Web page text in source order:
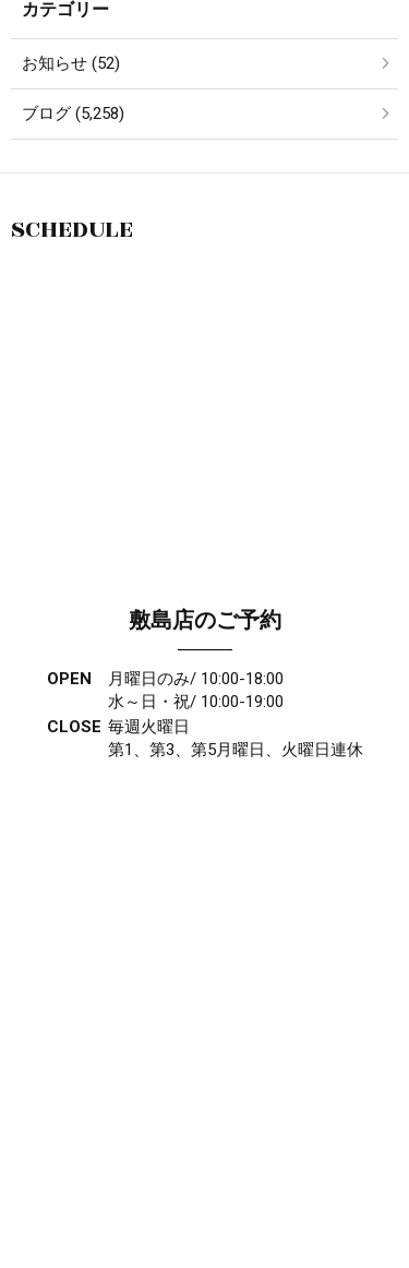
カテゴリー
お知らせ (52)
ブログ (5,258)
SCHEDULE
敷島店のご予約
OPEN
月曜日のみ/ 10:00-18:00
水～日・祝/ 10:00-19:00
CLOSE 毎週火曜日
第1、第3、第5月曜日、火曜日連休